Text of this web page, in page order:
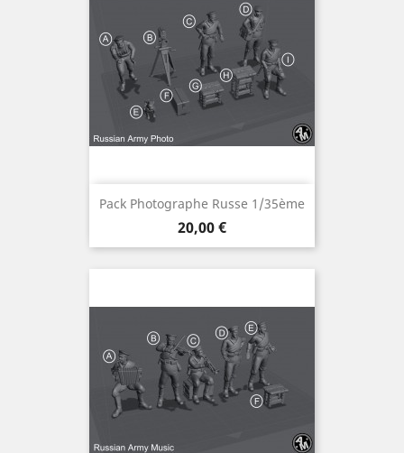
Pack Photographe Russe 1/35ème
Prix
20,00 €